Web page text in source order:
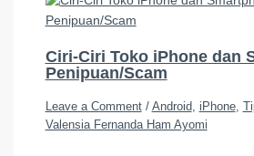
Ciri-Ciri Toko iPhone dan
Penipuan/Scam
Leave a Comment / Android iPhone,
Valensia Fernanda Ham Ayomi